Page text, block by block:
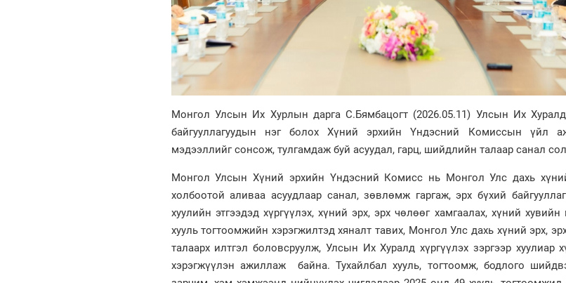
Монгол Улсын Их Хурлын дарга С.Бямбацогт (2026.05.11) Улсын Их
байгууллагуудын нэг болох Хүний эрхийн Үндэсний Комиссын үйл
мэдээллийг сонсож, тулгамдаж буй асуудал, гарц, шийдлийн талаар санал
Монгол Улсын Хүний эрхийн Үндэсний Комисс нь Монгол Улс дахь
холбоотой аливаа асуудлаар санал, зөвлөмж гаргаж, эрх бүхий
хуулийн этгээдэд хүргүүлэх, хүний эрх, эрх чөлөөг хамгаалах, хүний
хууль тогтоомжийн хэрэгжилтэд хяналт тавих, Монгол Улс дахь хүний эрх,
талаарх илтгэл боловсруулж, Улсын Их Хуралд хүргүүлэх зэргээр хуулиар
хэрэгжүүлэн ажиллаж байна. Тухайлбал хууль, тогтоомж, бодлого